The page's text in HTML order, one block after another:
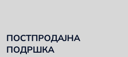
ПОСТПРОДАЈНА
ПОДРШКА